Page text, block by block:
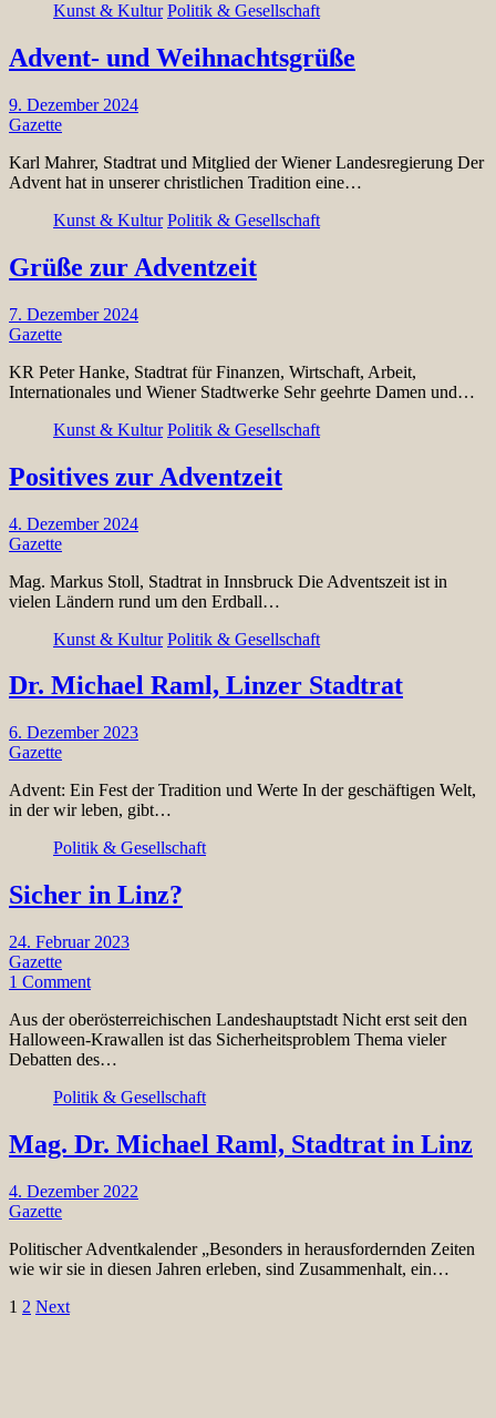
Kunst & Kultur Politik & Gesellschaft
Advent- und Weihnachtsgrüße
9. Dezember 2024
Gazette
Karl Mahrer, Stadtrat und Mitglied der Wiener Landesregierung Der
Advent hat in unserer christlichen Tradition eine…
Kunst & Kultur Politik & Gesellschaft
Grüße zur Adventzeit
7. Dezember 2024
Gazette
KR Peter Hanke, Stadtrat für Finanzen, Wirtschaft, Arbeit,
Internationales und Wiener Stadtwerke Sehr geehrte Damen und…
Kunst & Kultur Politik & Gesellschaft
Positives zur Adventzeit
4. Dezember 2024
Gazette
Mag. Markus Stoll, Stadtrat in Innsbruck Die Adventszeit ist in
vielen Ländern rund um den Erdball…
Kunst & Kultur Politik & Gesellschaft
Dr. Michael Raml, Linzer Stadtrat
6. Dezember 2023
Gazette
Advent: Ein Fest der Tradition und Werte In der geschäftigen Welt,
in der wir leben, gibt…
Politik & Gesellschaft
Sicher in Linz?
24. Februar 2023
Gazette
1 Comment
Aus der oberösterreichischen Landeshauptstadt Nicht erst seit den
Halloween-Krawallen ist das Sicherheitsproblem Thema vieler
Debatten des…
Politik & Gesellschaft
Mag. Dr. Michael Raml, Stadtrat in Linz
4. Dezember 2022
Gazette
Politischer Adventkalender „Besonders in herausfordernden Zeiten
wie wir sie in diesen Jahren erleben, sind Zusammenhalt, ein…
Seitennummerierung
1 2 Next